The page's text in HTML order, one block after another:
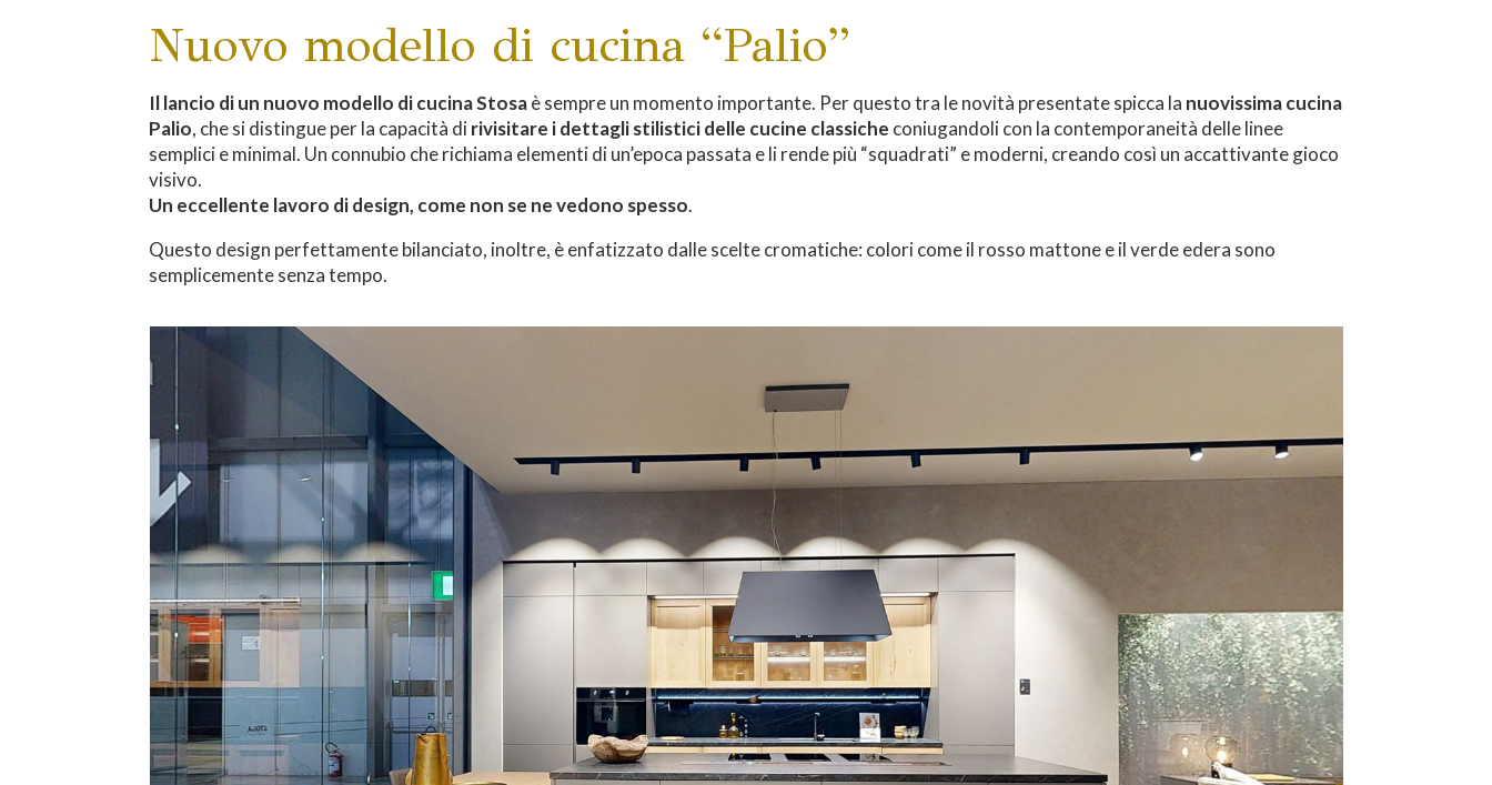
Nuovo modello di cucina “Palio”
Il lancio di un nuovo modello di cucina Stosaè sempre un momento importante. Per questo tra le novità presentate spicca la nuovissima cucina
Palio, che si distingue per la capacità dirivisitare i dettagli stilistici delle cucine classiche coniugandoli con la contemporaneità delle linee
semplici e minimal. Un connubio che richiama elementi di un’epoca passata e li rende più “squadrati” e moderni, creando così un accattivante gioco
visivo.
Un eccellente lavoro di design, come non se ne vedono spesso.
Questo design perfettamente bilanciato, inoltre, è enfatizzato dalle scelte cromatiche: colori come il rosso mattone e il verde edera sono
semplicemente senza tempo.